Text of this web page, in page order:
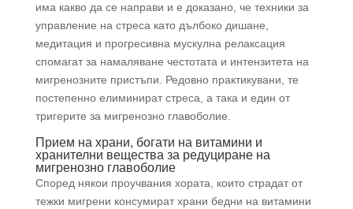
има какво да се направи и е доказано, че техники за
управление на стреса като дълбоко дишане,
медитация и прогресивна мускулна релаксация
спомагат за намаляване честотата и интензитета на
мигренозните пристъпи. Редовно практикувани, те
постепенно елиминират стреса, а така и един от
тригерите за мигренозно главоболие.
Прием на храни, богати на витамини и
хранителни вещества за редуциране на
мигренозно главоболие
Според някои проучвания хората, които страдат от
тежки мигрени консумират храни бедни на витамини